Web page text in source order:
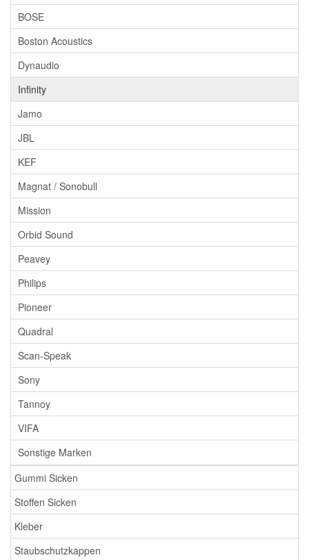
BOSE
Boston Acoustics
Dynaudio
Infinity
Jamo
JBL
KEF
Magnat / Sonobull
Mission
Orbid Sound
Peavey
Philips
Pioneer
Quadral
Scan-Speak
Sony
Tannoy
VIFA
Sonstige Marken
Gummi Sicken
Stoffen Sicken
Kleber
Staubschutzkappen